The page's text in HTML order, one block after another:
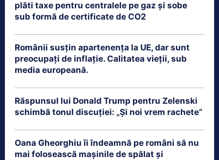
plăti taxe pentru centralele pe gaz și sobe
sub formă de certificate de CO2
Românii susțin apartenența la UE, dar sunt
preocupați de inflație. Calitatea vieții, sub
media europeană.
Răspunsul lui Donald Trump pentru Zelenski
schimbă tonul discuției: „Și noi vrem rachete”
Oana Gheorghiu îi îndeamnă pe români să nu
mai folosească mașinile de spălat și